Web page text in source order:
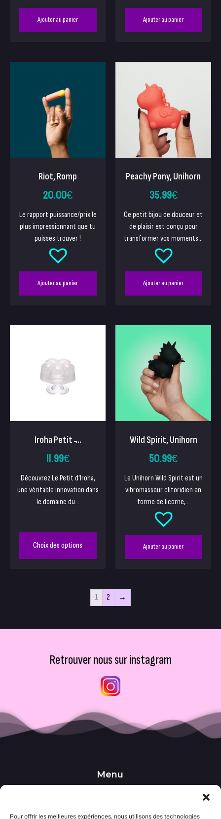
Pour offrir les meilleures expériences, nous utilisons des technologies
Ajouter au panier Ajouter au panier
Riot, Romp
20.00€
Le rapport puissance/prix le
plus impressionnant que tu
puisses trouver !
Ajouter au panier
Peachy Pony, Unihorn
35.99€
Ce petit bijou de douceur et
de plaisir est conçu pour
transformer vos moments...
Ajouter au panier
Iroha Petit ̵...
11.99€
Découvrez Le Petit d’Iroha,
une véritable innovation dans
le domaine du...
Choix des options
Wild Spirit, Unihorn
50.99€
Le Unihorn Wild Spirit est un
vibromasseur clitoridien en
forme de licorne,...
Ajouter au panier
1 2 →
Retrouver nous sur instagram
Menu
••• Accueil